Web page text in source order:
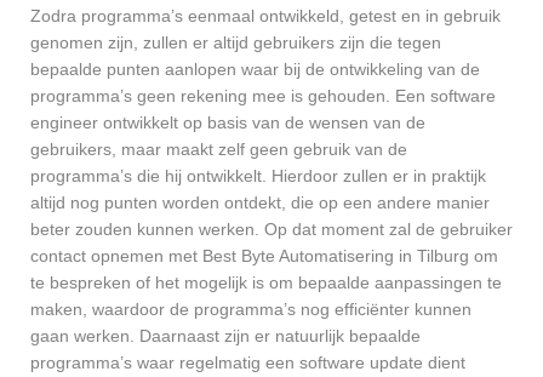
Zodra programma’s eenmaal ontwikkeld, getest en in gebruik
genomen zijn, zullen er altijd gebruikers zijn die tegen
bepaalde punten aanlopen waar bij de ontwikkeling van de
programma’s geen rekening mee is gehouden. Een software
engineer ontwikkelt op basis van de wensen van de
gebruikers, maar maakt zelf geen gebruik van de
programma’s die hij ontwikkelt. Hierdoor zullen er in praktijk
altijd nog punten worden ontdekt, die op een andere manier
beter zouden kunnen werken. Op dat moment zal de gebruiker
contact opnemen met Best Byte Automatisering in Tilburg om
te bespreken of het mogelijk is om bepaalde aanpassingen te
maken, waardoor de programma’s nog efficiënter kunnen
gaan werken. Daarnaast zijn er natuurlijk bepaalde
programma’s waar regelmatig een software update dient